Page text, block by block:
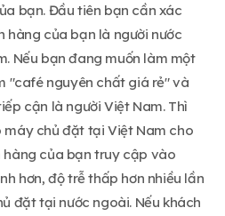
bạn. Đầu tiên bạn cần xác
hàng của bạn là người nước
Nếu bạn đang muốn làm một
"café nguyên chất giá rẻ" và
cận là người Việt Nam. Thì
chủ đặt tại Việt Nam cho
hàng của bạn truy cập vào
hơn, độ trễ thấp hơn nhiều lần
đặt tại nước ngoài. Nếu khách